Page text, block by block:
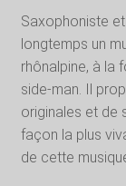
Saxophoniste
longtemps un
rhônalpine, à la
side-man. Il
originales et de
façon la plus
de cette